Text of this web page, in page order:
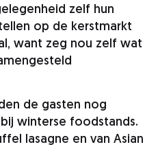
zelf hun
op de kerstmarkt
want zeg nou zelf wat
de gasten nog
winterse foodstands.
lasagne en van Asian